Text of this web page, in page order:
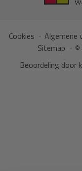
Cookies Algemene
Sitemap
©
Beoordeling door